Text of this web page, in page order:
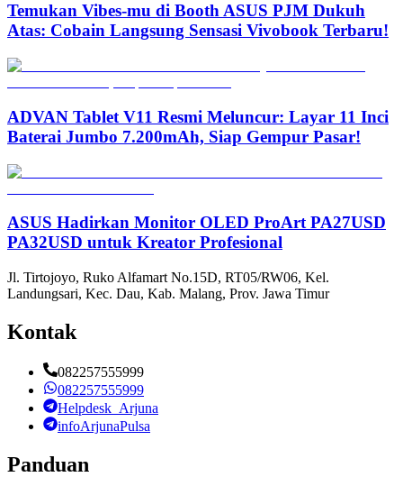
Temukan Vibes-mu di Booth ASUS PJM Dukuh
Atas: Cobain Langsung Sensasi Vivobook Terbaru!
ADVAN Tablet V11 Resmi Meluncur: Layar 11 Inci
Baterai Jumbo 7.200mAh, Siap Gempur Pasar!
ASUS Hadirkan Monitor OLED ProArt PA27USD
PA32USD untuk Kreator Profesional
Jl. Tirtojoyo, Ruko Alfamart No.15D, RT05/RW06, Kel.
Landungsari, Kec. Dau, Kab. Malang, Prov. Jawa Timur
Kontak
082257555999
082257555999
Helpdesk_Arjuna
infoArjunaPulsa
Panduan